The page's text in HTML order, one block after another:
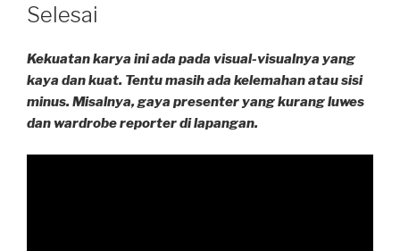
Selesai
Kekuatan karya ini ada pada visual-visualnya yang
kaya dan kuat. Tentu masih ada kelemahan atau sisi
minus. Misalnya, gaya presenter yang kurang luwes
dan wardrobe reporter di lapangan.